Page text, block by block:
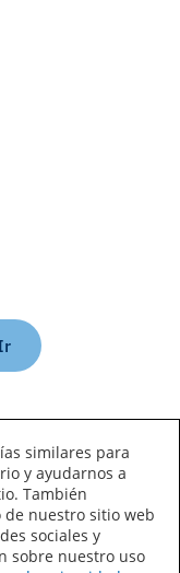
similares para
y ayudarnos a
También
nuestro sitio web
sociales y
sobre nuestro uso